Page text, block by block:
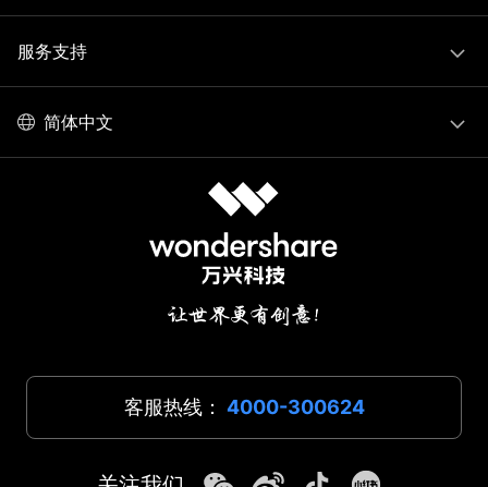
服务支持
简体中文
客服热线： 4000-300624